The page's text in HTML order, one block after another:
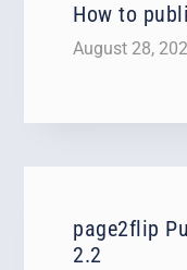
How to
August 28,
page2flip
2.2